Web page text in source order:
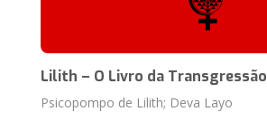
Lilith – O Livro da Transgressão
Psicopompo de Lilith; Deva Layo